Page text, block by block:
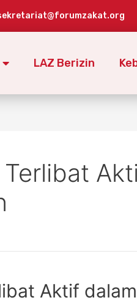
LAZ Berizin
Aktif